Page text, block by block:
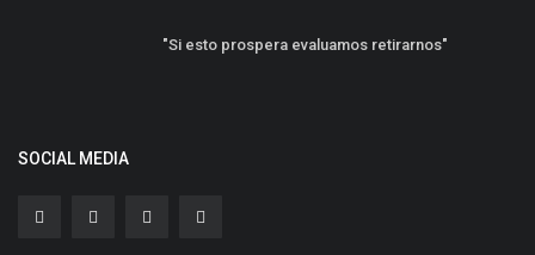
"Si esto prospera evaluamos retirarnos"
SOCIAL MEDIA